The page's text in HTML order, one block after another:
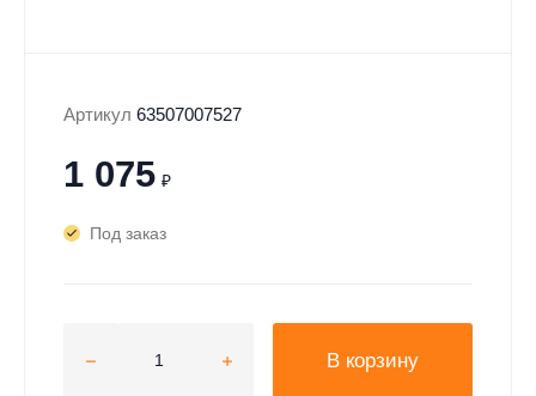
Артикул 63507007527
1 075 ₽
Под заказ
В корзину